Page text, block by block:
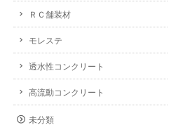
ＲＣ舗装材
モレステ
透水性コンクリート
高流動コンクリート
未分類